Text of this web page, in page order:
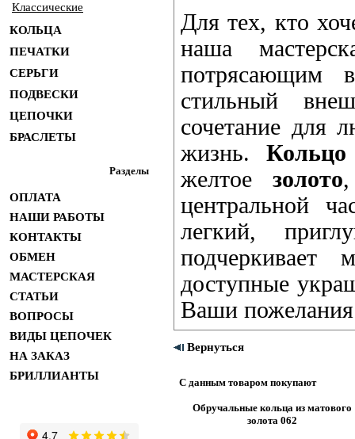
Классические
КОЛЬЦА
ПЕЧАТКИ
СЕРЬГИ
ПОДВЕСКИ
ЦЕПОЧКИ
БРАСЛЕТЫ
Разделы
ОПЛАТА
НАШИ РАБОТЫ
КОНТАКТЫ
ОБМЕН
МАСТЕРСКАЯ
СТАТЬИ
ВОПРОСЫ
ВИДЫ ЦЕПОЧЕК
НА ЗАКАЗ
БРИЛЛИАНТЫ
Для тех, кто
наша
потрясающим
стильный
сочетание для
жизнь.Кольцо
желтое золото
центральной
легкий,
подчеркивает
доступные
Ваши
Вернуться
С данным товаром покупают
Обручальные кольца из матового
золота 062